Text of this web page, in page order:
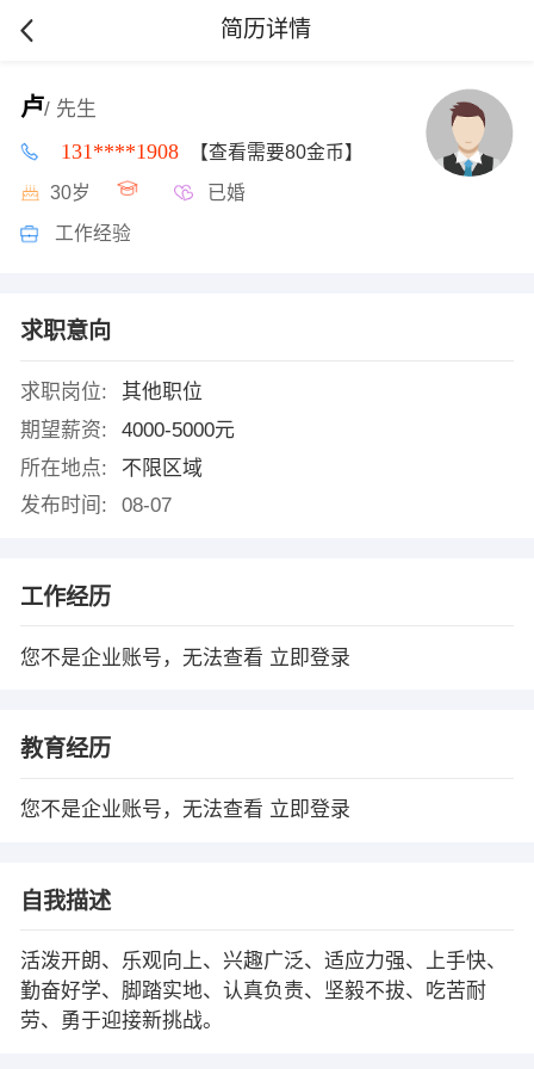
简历详情
卢/ 先生
131****1908 【查看需要80金币】
30岁 已婚
工作经验
求职意向
求职岗位:
其他职位
期望薪资:
4000-5000元
所在地点:
不限区域
发布时间:
08-07
工作经历
您不是企业账号，无法查看 立即登录
教育经历
您不是企业账号，无法查看 立即登录
自我描述
活泼开朗、乐观向上、兴趣广泛、适应力强、上手快、
勤奋好学、脚踏实地、认真负责、坚毅不拔、吃苦耐
劳、勇于迎接新挑战。